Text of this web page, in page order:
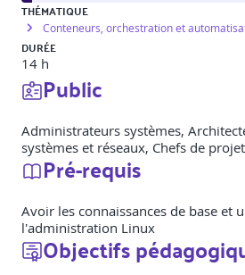
THÉMATIQUE
Conteneurs, orchestration et
DURÉE
14 h
Public
Administrateurs systèmes,
systèmes et réseaux, Chefs de
Pré-requis
Avoir les connaissances de base et
l'administration Linux
Objectifs